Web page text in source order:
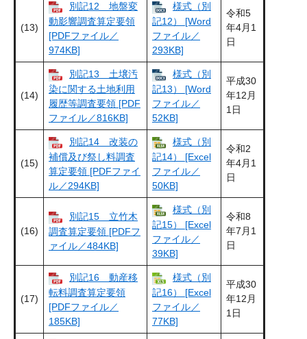
(13)
別記12 地盤変
動影響調査算定要領
[PDFファイル／
974KB]
様式（別
記12） [Word
ファイル／
293KB]
令和5
年4月1
日
(14)
別記13 土壌汚
染に関する土地利用
履歴等調査要領 [PDF
ファイル／816KB]
様式（別
記13） [Word
ファイル／
52KB]
平成30
年12月
1日
(15)
別記14 改装の
補償及び祭し料調査
算定要領 [PDFファイ
ル／294KB]
様式（別
記14） [Excel
ファイル／
50KB]
令和2
年4月1
日
(16)
別記15 立竹木
調査算定要領 [PDFフ
ァイル／484KB]
様式（別
記15） [Excel
ファイル／
39KB]
令和8
年7月1
日
(17)
別記16 動産移
転料調査算定要領
[PDFファイル／
185KB]
様式（別
記16） [Excel
ファイル／
77KB]
平成30
年12月
1日